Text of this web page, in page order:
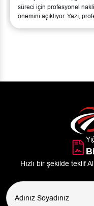
süreci için profesyonel
önemini açıklıyor. Yazı,
Hızlı bir şekilde teklif